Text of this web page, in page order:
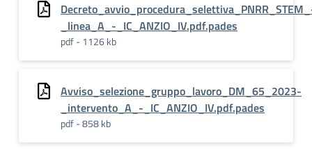
_linea_A_-_IC_ANZIO_IV.pdf.pades
pdf - 1126 kb
Avviso_selezione_gruppo_lavoro_DM_65_2023-
_intervento_A_-_IC_ANZIO_IV.pdf.pades
pdf - 858 kb